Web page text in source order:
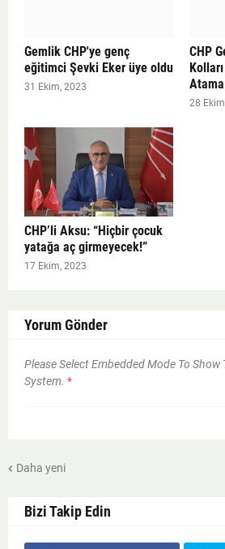
Gemlik CHP'ye genç
eğitimci Şevki Eker üye oldu
31 Ekim, 2023
CHP
Atama
28
CHP’li Aksu: “Hiçbir çocuk
yatağa aç girmeyecek!”
17 Ekim, 2023
Yorum Gönder
Please Select Embedded Mode To
System. *
Daha yeni
Bizi Takip Edin